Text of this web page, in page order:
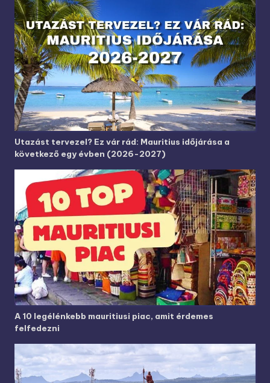
Utazást tervezel? Ez vár rád: Mauritius időjárása a
következő egy évben (2026-2027)
A 10 legélénkebb mauritiusi piac, amit érdemes
felfedezni